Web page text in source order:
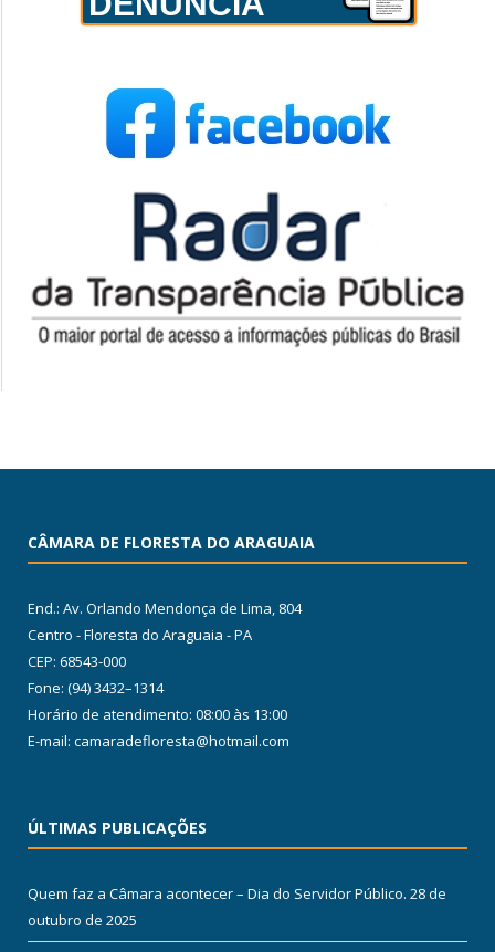
CÂMARA DE FLORESTA DO ARAGUAIA
End.: Av. Orlando Mendonça de Lima, 804
Centro - Floresta do Araguaia - PA
CEP: 68543-000
Fone: (94) 3432–1314
Horário de atendimento: 08:00 às 13:00
E-mail: camaradefloresta@hotmail.com
ÚLTIMAS PUBLICAÇÕES
Quem faz a Câmara acontecer – Dia do Servidor Público. 28 de
outubro de 2025